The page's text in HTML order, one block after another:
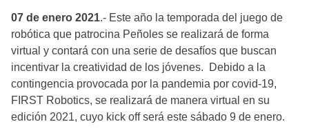
07 de enero 2021.- Este año la temporada del juego de
robótica que patrocina Peñoles se realizará de forma
virtual y contará con una serie de desafíos que buscan
incentivar la creatividad de los jóvenes. Debido a la
contingencia provocada por la pandemia por covid-19,
FIRST Robotics, se realizará de manera virtual en su
edición 2021, cuyo kick off será este sábado 9 de enero.